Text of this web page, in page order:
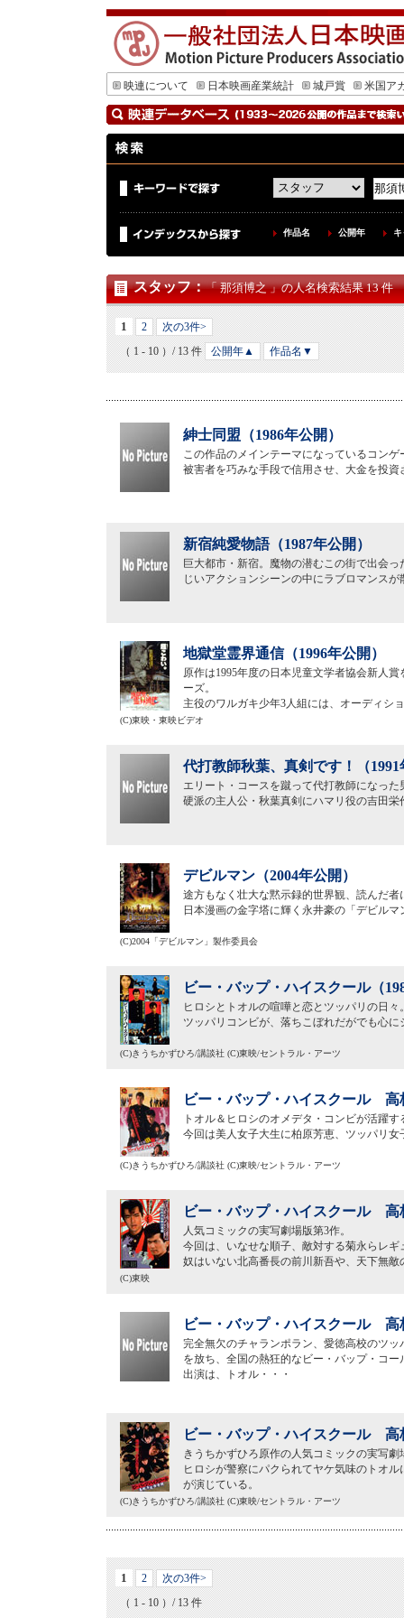
映連について 日本映画産業統計 城戸賞 米国ア
作品名 公開年
スタッフ：「 那須博之 」の人名検索結果 13 件
1 2
次の3件>
（ 1 - 10 ）/ 13 件
公開年▲ 作品名▼
紳士同盟（1986年公開）
この作品のメインテーマになっているコン
被害者を巧みな手段で信用させ、大金を投
新宿純愛物語（1987年公開）
巨大都市・新宿。魔物の潜むこの街で出会
じいアクションシーンの中にラブロマンス
地獄堂霊界通信（1996年公開）
原作は1995年度の日本児童文学者協会新人
ーズ。
主役のワルガキ少年3人組には、オーディシ
(C)東映・東映ビデオ
代打教師秋葉、真剣です！（1991
エリート・コースを蹴って代打教師になっ
硬派の主人公・秋葉真剣にハマリ役の吉田
デビルマン（2004年公開）
途方もなく壮大な黙示録的世界観、読んだ
日本漫画の金字塔に輝く永井豪の「デビル
(C)2004「デビルマン」製作委員会
ビー・バップ・ハイスクール（
ヒロシとトオルの喧嘩と恋とツッパリの日
ツッパリコンビが、落ちこぼれだがでも心
(C)きうちかずひろ/講談社 (C)東映/セントラル・アーツ
ビー・バップ・ハイスクール 高
トオル＆ヒロシのオメデタ・コンビが活躍
今回は美人女子大生に柏原芳恵、ツッパリ
(C)きうちかずひろ/講談社 (C)東映/セントラル・アーツ
ビー・バップ・ハイスクール 高
人気コミックの実写劇場版第3作。
今回は、いなせな順子、敵対する菊永らレ
奴はいない北高番長の前川新吾や、天下無敵
(C)東映
ビー・バップ・ハイスクール 高
完全無欠のチャランポラン、愛徳高校のツ
を放ち、全国の熱狂的なビー・バップ・コ
出演は、トオル・・・
ビー・バップ・ハイスクール 高
きうちかずひろ原作の人気コミックの実写劇
ヒロシが警察にパクられてヤケ気味のトオ
が演じている。
(C)きうちかずひろ/講談社 (C)東映/セントラル・アーツ
1 2
次の3件>
（ 1 - 10 ）/ 13 件